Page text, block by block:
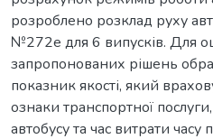
розроблено розклад руху
№272е для 6 випусків. Для
запропонованих рішень
показник якості, який
ознаки транспортної
автобусу та час витрати